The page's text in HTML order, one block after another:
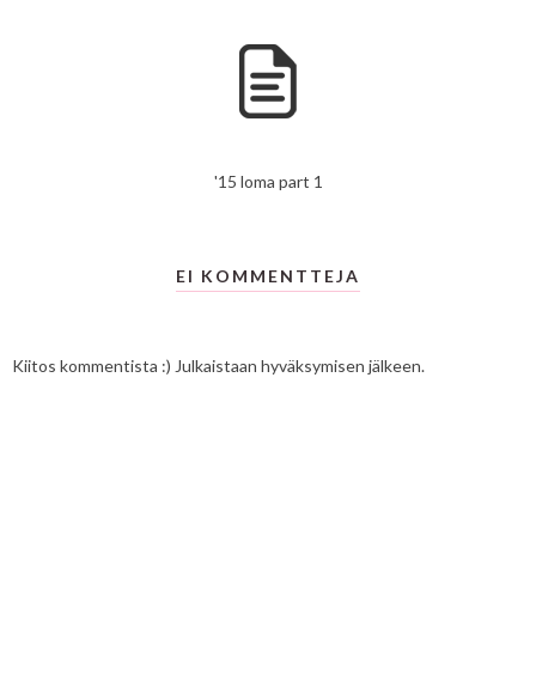
'15 loma part 1
EI KOMMENTTEJA
Kiitos kommentista :) Julkaistaan hyväksymisen jälkeen.